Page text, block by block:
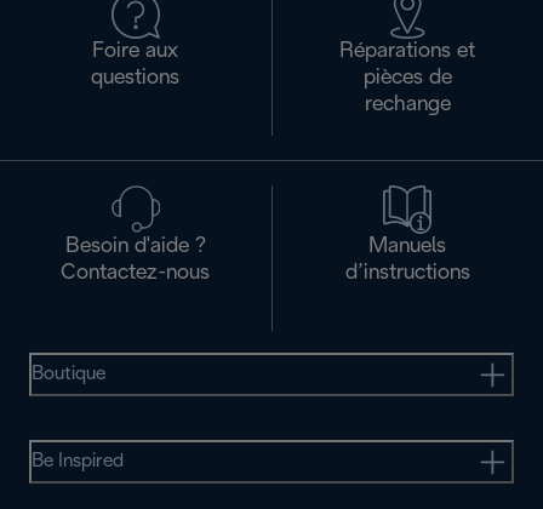
Foire aux
questions
Réparations et
pièces de
rechange
Besoin d'aide ?
Contactez-nous
Manuels
d’instructions
Boutique
Be Inspired